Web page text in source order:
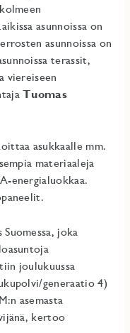
asunnoissa on
asunnoissa on
terassit,
viereiseen
Tuomas
asukkaalle mm.
materiaaleja
energialuokkaa.
joka
joulukuussa
generaatio 4)
asemasta
kertoo